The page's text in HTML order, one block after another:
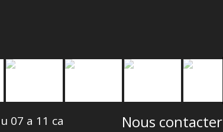
07 a 11 ca Nous contacter